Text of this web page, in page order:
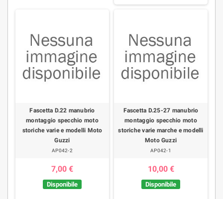
Fascetta D.22 manubrio
montaggio specchio moto
storiche varie e modelli Moto
Guzzi
AP042-2
7,00 €
Disponibile
Fascetta D.25-27 manubrio
montaggio specchio moto
storiche varie marche e modelli
Moto Guzzi
AP042-1
10,00 €
Disponibile